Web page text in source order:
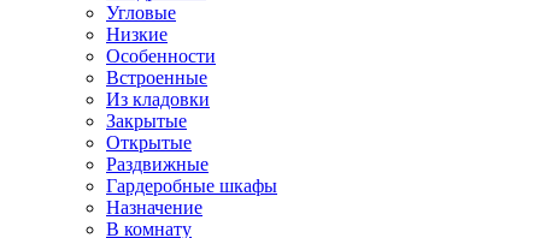
Угловые
Низкие
Особенности
Встроенные
Из кладовки
Закрытые
Открытые
Раздвижные
Гардеробные шкафы
Назначение
В комнату